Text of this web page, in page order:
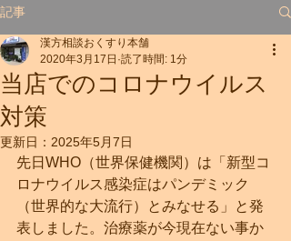
記事
当店でのコロナウイルス
対策
漢方相談おくすり本舗
2020年3月17日 読了時間: 1分
更新日： 2025年5月7日
先日WHO（世界保健機関）は「新型コ
ロナウイルス感染症はパンデミック
（世界的な大流行）とみなせる」と発
表しました。治療薬が今現在ない事か